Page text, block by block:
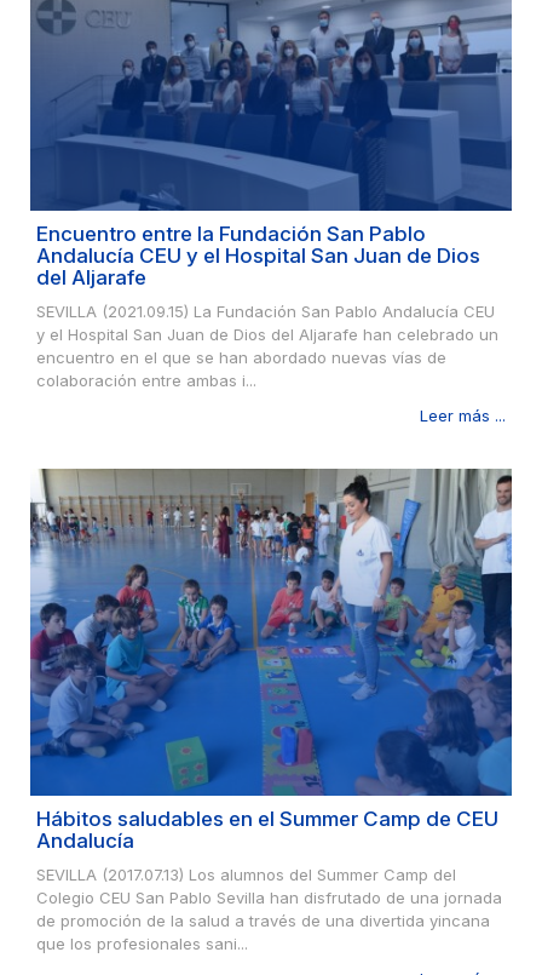
Encuentro entre la Fundación San Pablo
Andalucía CEU y el Hospital San Juan de Dios
del Aljarafe
SEVILLA (2021.09.15) La Fundación San Pablo Andalucía CEU
y el Hospital San Juan de Dios del Aljarafe han celebrado un
encuentro en el que se han abordado nuevas vías de
colaboración entre ambas i...
Leer más ...
Hábitos saludables en el Summer Camp de CEU
Andalucía
SEVILLA (2017.07.13) Los alumnos del Summer Camp del
Colegio CEU San Pablo Sevilla han disfrutado de una jornada
de promoción de la salud a través de una divertida yincana
que los profesionales sani...